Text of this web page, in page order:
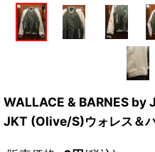
WALLACE & BARNES
JKT (Olive/S)ウォレス＆